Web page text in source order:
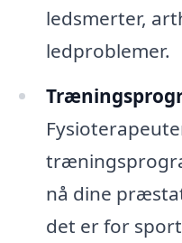
ledsmerter,
ledproblemer.
nå dine
det er for